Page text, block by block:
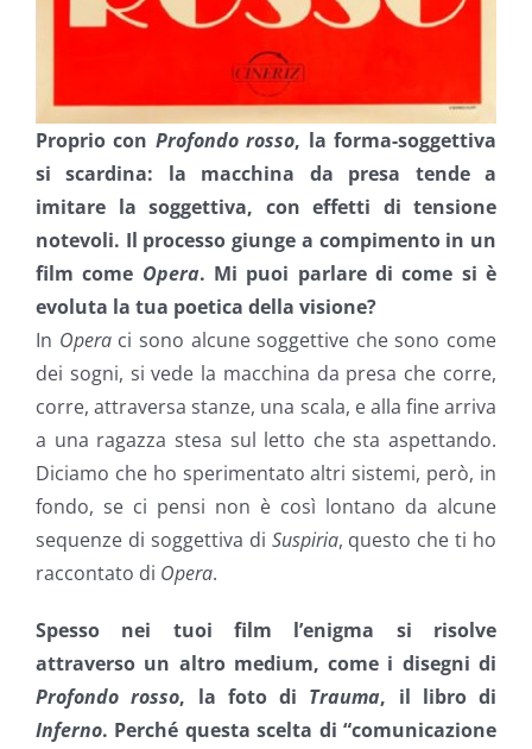
Proprio con Profondo rosso, la forma-soggettiva
si scardina: la macchina da presa tende a
imitare la soggettiva, con effetti di tensione
notevoli. Il processo giunge a compimento in un
film come Opera. Mi puoi parlare di come si è
evoluta la tua poetica della visione?
In Operaci sono alcune soggettive che sono come
dei sogni, si vede la macchina da presa che corre,
corre, attraversa stanze, una scala, e alla fine arriva
a una ragazza stesa sul letto che sta aspettando.
Diciamo che ho sperimentato altri sistemi, però, in
fondo, se ci pensi non è così lontano da alcune
sequenze di soggettiva di Suspiria, questo che ti ho
raccontato di Opera.
Spesso nei tuoi film l’enigma si risolve
attraverso un altro medium, come i disegni di
Profondo rosso, la foto di Trauma, il libro di
Inferno. Perché questa scelta di “comunicazione